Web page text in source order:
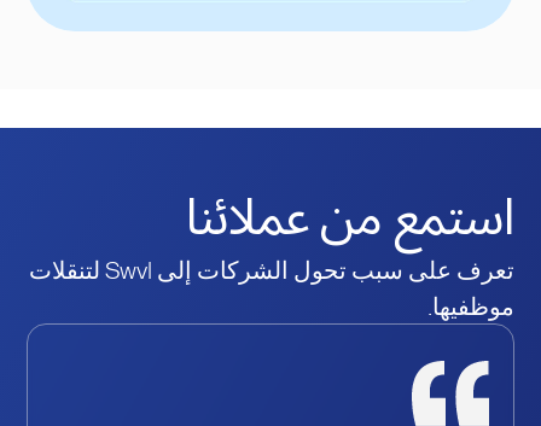
استمع من عملائنا
تعرف على سبب تحول الشركات إلى Swvl لتنقلات
موظفيها.